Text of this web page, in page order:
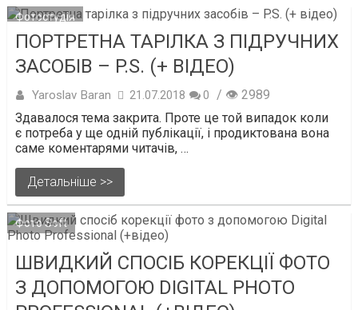
Фотостудія
ПОРТРЕТНА ТАРІЛКА З ПІДРУЧНИХ
ЗАСОБІВ – P.S. (+ ВІДЕО)
Yaroslav Baran 21.07.2018 0 / 👁 2989
Здавалося тема закрита. Проте це той випадок коли
є потреба у ще одній публікації, і продиктована вона
саме коментарями читачів, …
Детальніше >>
Фото Soft
ШВИДКИЙ СПОСІБ КОРЕКЦІЇ ФОТО
З ДОПОМОГОЮ DIGITAL PHOTO